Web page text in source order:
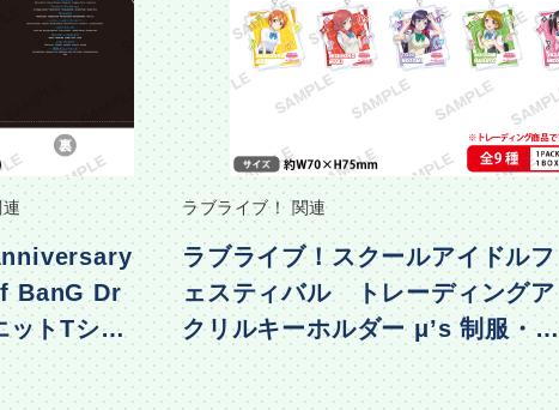
BanG Dr
トTシャ
ラブライブ！ 関連
ラブライブ！スクールアイドルフ
ェスティバル トレーディングア
クリルキーホルダー μ’s 制服・水
着ver.